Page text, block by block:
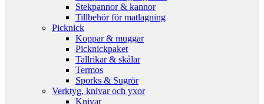
Stekpannor & kannor
Tillbehör för matlagning
Picknick
Koppar & muggar
Picknickpaket
Tallrikar & skålar
Termos
Sporks & Sugrör
Verktyg, knivar och yxor
Knivar